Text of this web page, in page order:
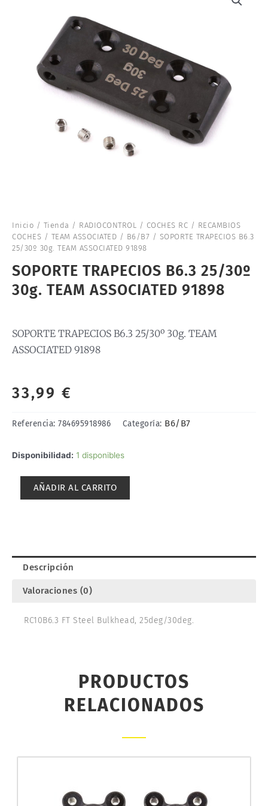
Inicio / Tienda / RADIOCONTROL / COCHES RC / RECAMBIOS
COCHES / TEAM ASSOCIATED / B6/B7 / SOPORTE TRAPECIOS B6.3
25/30º 30g. TEAM ASSOCIATED 91898
SOPORTE TRAPECIOS B6.3 25/30º
30g. TEAM ASSOCIATED 91898
SOPORTE TRAPECIOS B6.3 25/30º 30g. TEAM
ASSOCIATED 91898
33,99 €
Referencia: 784695918986 Categoría: B6/B7
Disponibilidad: 1 disponibles
SOPORTE
cantidad
AÑADIR AL CARRITO
Descripción
Valoraciones (0)
RC10B6.3 FT Steel Bulkhead, 25deg/30deg.
PRODUCTOS
RELACIONADOS